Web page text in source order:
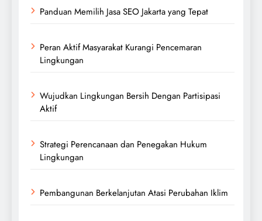
Panduan Memilih Jasa SEO Jakarta yang Tepat
Peran Aktif Masyarakat Kurangi Pencemaran
Lingkungan
Wujudkan Lingkungan Bersih Dengan Partisipasi
Aktif
Strategi Perencanaan dan Penegakan Hukum
Lingkungan
Pembangunan Berkelanjutan Atasi Perubahan Iklim